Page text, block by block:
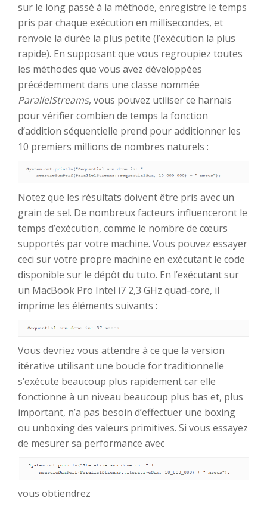
sur le long passé à la méthode, enregistre le temps
pris par chaque exécution en millisecondes, et
renvoie la durée la plus petite (l’exécution la plus
rapide). En supposant que vous regroupiez toutes
les méthodes que vous avez développées
précédemment dans une classe nommée
ParallelStreams, vous pouvez utiliser ce harnais
pour vérifier combien de temps la fonction
d’addition séquentielle prend pour additionner les
10 premiers millions de nombres naturels :
Notez que les résultats doivent être pris avec un
grain de sel. De nombreux facteurs influenceront le
temps d’exécution, comme le nombre de cœurs
supportés par votre machine. Vous pouvez essayer
ceci sur votre propre machine en exécutant le code
disponible sur le dépôt du tuto. En l’exécutant sur
un MacBook Pro Intel i7 2,3 GHz quad-core, il
imprime les éléments suivants :
Vous devriez vous attendre à ce que la version
itérative utilisant une boucle for traditionnelle
s’exécute beaucoup plus rapidement car elle
fonctionne à un niveau beaucoup plus bas et, plus
important, n’a pas besoin d’effectuer une boxing
ou unboxing des valeurs primitives. Si vous essayez
de mesurer sa performance avec
vous obtiendrez